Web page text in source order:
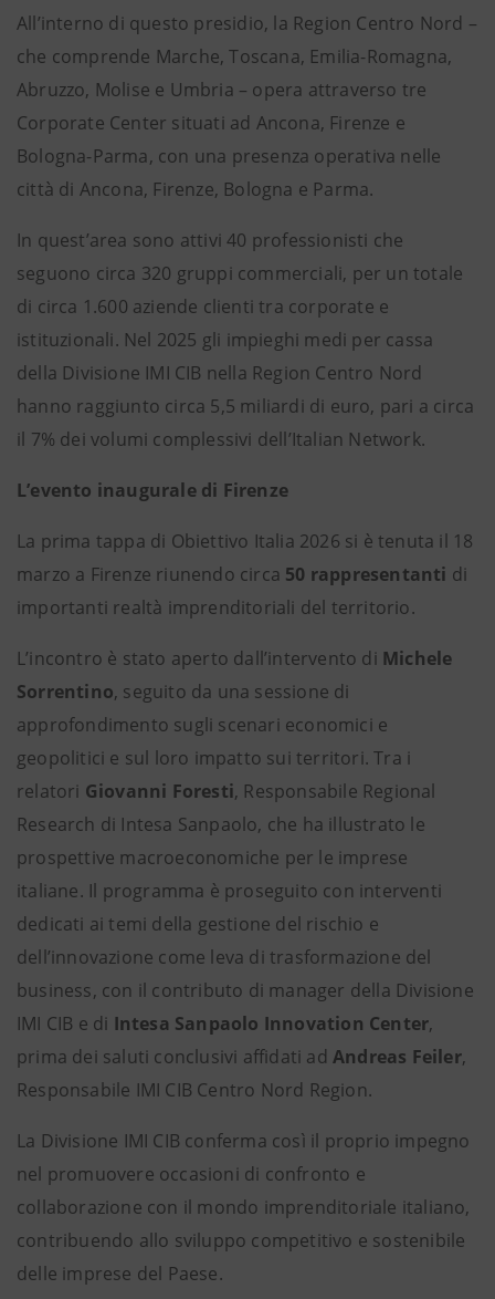
All’interno di questo presidio, la Region Centro Nord –
che comprende Marche, Toscana, Emilia-Romagna,
Abruzzo, Molise e Umbria – opera attraverso tre
Corporate Center situati ad Ancona, Firenze e
Bologna-Parma, con una presenza operativa nelle
città di Ancona, Firenze, Bologna e Parma.
In quest’area sono attivi 40 professionisti che
seguono circa 320 gruppi commerciali, per un totale
di circa 1.600 aziende clienti tra corporate e
istituzionali. Nel 2025 gli impieghi medi per cassa
della Divisione IMI CIB nella Region Centro Nord
hanno raggiunto circa 5,5 miliardi di euro, pari a circa
il 7% dei volumi complessivi dell’Italian Network.
L’evento inaugurale di Firenze
La prima tappa di Obiettivo Italia 2026 si è tenuta il 18
marzo a Firenze riunendo circa 50 rappresentanti di
importanti realtà imprenditoriali del territorio.
L’incontro è stato aperto dall’intervento di Michele
Sorrentino, seguito da una sessione di
approfondimento sugli scenari economici e
geopolitici e sul loro impatto sui territori. Tra i
relatori Giovanni Foresti, Responsabile Regional
Research di Intesa Sanpaolo, che ha illustrato le
prospettive macroeconomiche per le imprese
italiane. Il programma è proseguito con interventi
dedicati ai temi della gestione del rischio e
dell’innovazione come leva di trasformazione del
business, con il contributo di manager della Divisione
IMI CIB e di Intesa Sanpaolo Innovation Center,
prima dei saluti conclusivi affidati ad Andreas Feiler,
Responsabile IMI CIB Centro Nord Region.
La Divisione IMI CIB conferma così il proprio impegno
nel promuovere occasioni di confronto e
collaborazione con il mondo imprenditoriale italiano,
contribuendo allo sviluppo competitivo e sostenibile
delle imprese del Paese.